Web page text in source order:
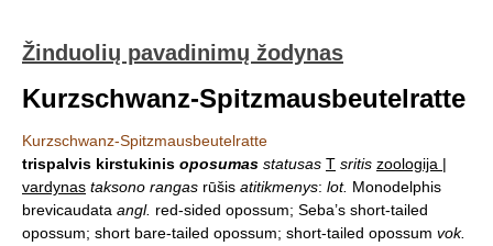
Žinduolių pavadinimų žodynas
Kurzschwanz-Spitzmausbeutelratte
Kurzschwanz-Spitzmausbeutelratte
trispalvis kirstukinis oposumas statusas T sritis zoologija |
vardynas taksono rangas rūšis atitikmenys: lot. Monodelphis
brevicaudata angl. red-sided opossum; Seba’s short-tailed
opossum; short bare-tailed opossum; short-tailed opossum vok.